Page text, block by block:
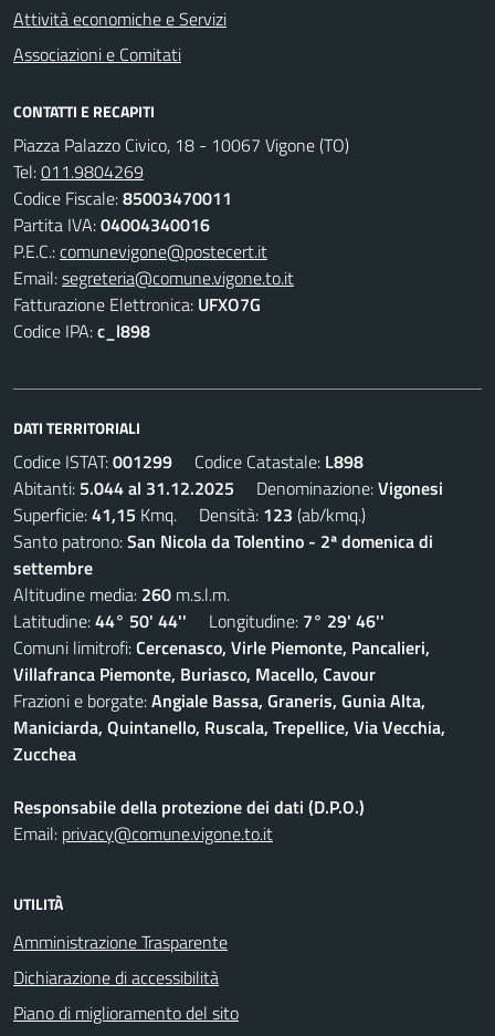
Attività economiche e Servizi
Associazioni e Comitati
CONTATTI E RECAPITI
Piazza Palazzo Civico, 18 - 10067 Vigone (TO)
Tel:011.9804269
Codice Fiscale:85003470011
Partita IVA:04004340016
P.E.C.:comunevigone@postecert.it
Email:segreteria@comune.vigone.to.it
Fatturazione Elettronica: UFXO7G
Codice IPA:c_l898
DATI TERRITORIALI
Codice ISTAT:001299 Codice Catastale: L898
Abitanti: 5.044 al 31.12.2025 Denominazione:Vigonesi
Superficie:41,15 Kmq. Densità: 123 (ab/kmq.)
Santo patrono:San Nicola da Tolentino - 2ª domenica di
settembre
Altitudine media: 260 m.s.l.m.
Latitudine:44° 50' 44'' Longitudine: 7° 29' 46''
Comuni limitrofi:Cercenasco, Virle Piemonte, Pancalieri,
Villafranca Piemonte, Buriasco, Macello, Cavour
Frazioni e borgate:Angiale Bassa, Graneris, Gunia Alta,
Maniciarda, Quintanello, Ruscala, Trepellice, Via Vecchia,
Zucchea
Responsabile della protezione dei dati (D.P.O.)
Email: privacy@comune.vigone.to.it
UTILITÀ
Amministrazione Trasparente
Dichiarazione di accessibilità
Piano di miglioramento del sito